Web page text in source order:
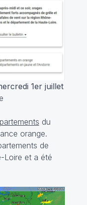
1er juillet
du
orange.
de
Loire et a été